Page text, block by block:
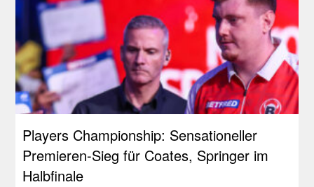
Players Championship: Sensationeller
Premieren-Sieg für Coates, Springer im
Halbfinale